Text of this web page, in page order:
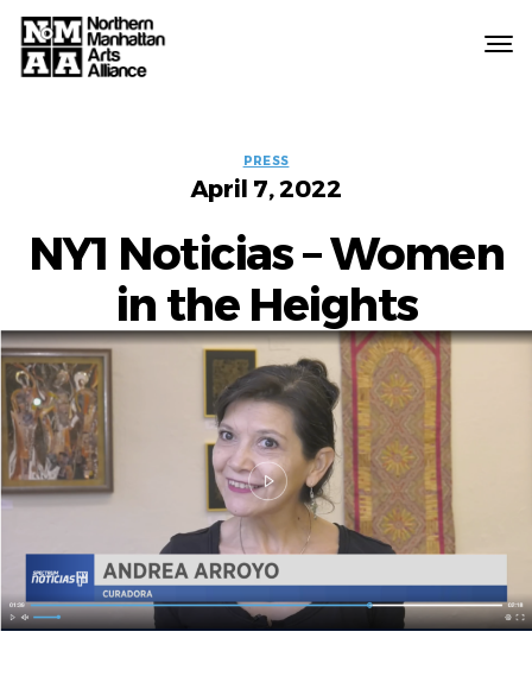
Categories
PRESS
April 7, 2022
NY1 Noticias – Women
in the Heights